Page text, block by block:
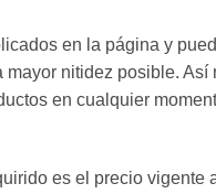
en la página y
nitidez posible.
en cualquier
es el precio vigente